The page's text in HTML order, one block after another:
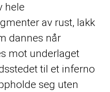
hele
av rust, lakk
dannes når
mot underlaget
til et inferno
seg uten